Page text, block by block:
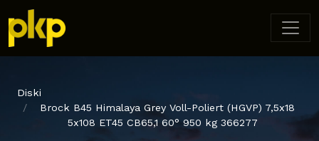
Diski
Brock B45 Himalaya Grey Voll-Poliert (HGVP) 7,5x18
5x108 ET45 CB65,1 60° 950 kg 366277